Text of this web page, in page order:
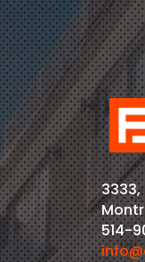
514-